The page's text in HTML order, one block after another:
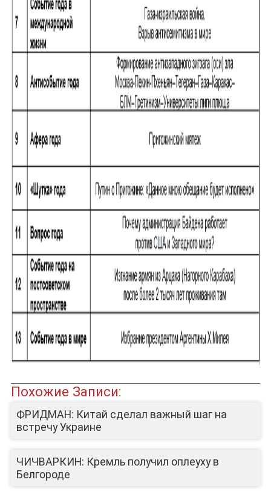
ЮТУБ-КАНАЛ
Похожие Записи:
ФРИДМАН: Китай сделал важный шаг на
встречу Украине
ЧИЧВАРКИН: Кремль получил оплеуху в
Белгороде